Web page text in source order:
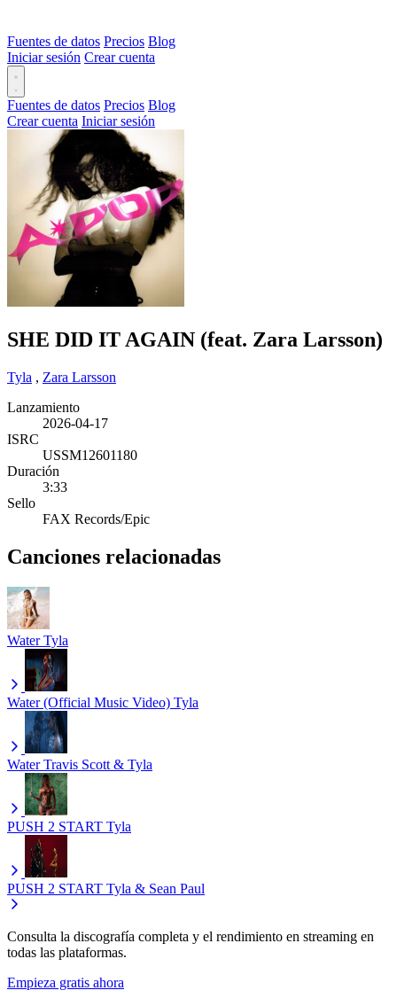
Fuentes de datos Precios Blog
Iniciar sesión Crear cuenta
Fuentes de datos Precios Blog
Crear cuenta Iniciar sesión
SHE DID IT AGAIN (feat. Zara Larsson)
Tyla , Zara Larsson
Lanzamiento
2026-04-17
ISRC
USSM12601180
Duración
3:33
Sello
FAX Records/Epic
Canciones relacionadas
Water Tyla
Water (Official Music Video) Tyla
Water Travis Scott & Tyla
PUSH 2 START Tyla
PUSH 2 START Tyla & Sean Paul
Consulta la discografía completa y el rendimiento en streaming en
todas las plataformas.
Empieza gratis ahora